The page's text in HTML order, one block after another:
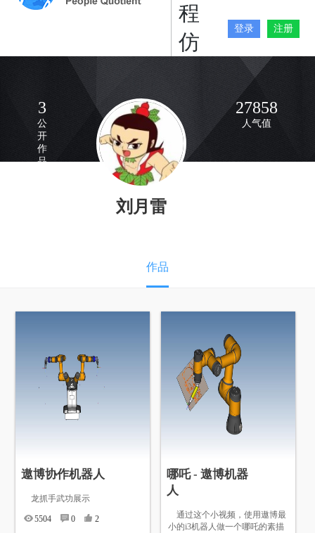
程
仿
登录 注册
3
公
开
作
品
刘月雷
27858
人气值
作品
遨博协作机器人
龙抓手武功展示
5504 0 2
哪吒 - 遨博机器
人
通过这个小视频，使用遨博最
小的i3机器人做一个哪吒的素描